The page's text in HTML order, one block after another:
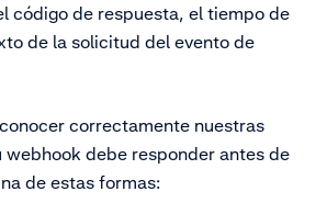
código de respuesta, el tiempo de
de la solicitud del evento de
correctamente nuestras
debe responder antes de
de estas formas: